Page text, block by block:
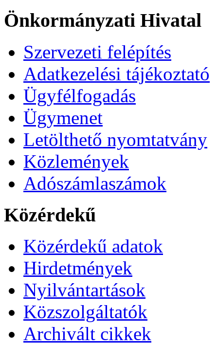
Önkormányzati Hivatal
Szervezeti felépítés
Adatkezelési tájékoztató
Ügyfélfogadás
Ügymenet
Letölthető nyomtatvány
Közlemények
Adószámlaszámok
Közérdekű
Közérdekű adatok
Hirdetmények
Nyilvántartások
Közszolgáltatók
Archivált cikkek